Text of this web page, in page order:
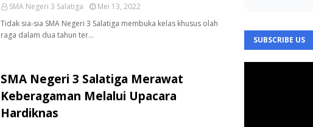
SMA Negeri 3 Salatiga
Mei 13, 2022
Tidak sia-sia SMA Negeri 3 Salatiga membuka kelas khusus olah
raga dalam dua tahun ter…
SMA Negeri 3 Salatiga Merawat
Keberagaman Melalui Upacara
Hardiknas
SUBSCRIBE US